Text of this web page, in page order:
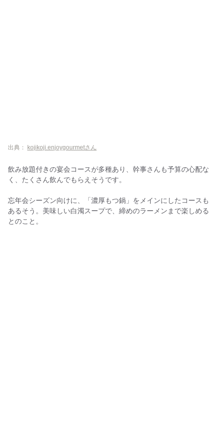
出典： kojikoji.enjoygourmetさん
飲み放題付きの宴会コースが多種あり、幹事さんも予算の心配な
く、たくさん飲んでもらえそうです。
忘年会シーズン向けに、「濃厚もつ鍋」をメインにしたコースも
あるそう。美味しい白濁スープで、締めのラーメンまで楽しめる
とのこと。